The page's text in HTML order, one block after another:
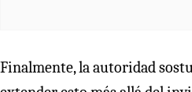
Finalmente, la autoridad